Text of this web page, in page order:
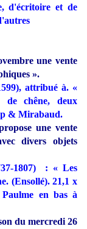
d'écritoire et de
une vente
».
attribué à. «
de chêne, deux
& Mirabaud.
une vente
divers objets
1807) : « Les
(Ensollé). 21,1 x
en bas à
du mercredi 26